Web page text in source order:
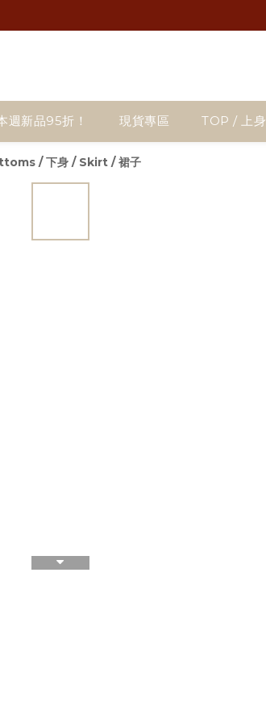
週新品95折！ 現貨專區 TOP / 上身
/ 下身 / Skirt / 裙子